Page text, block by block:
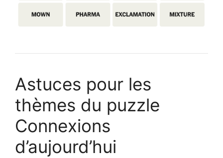
Astuces pour les
thèmes du puzzle
Connexions
d’aujourd’hui